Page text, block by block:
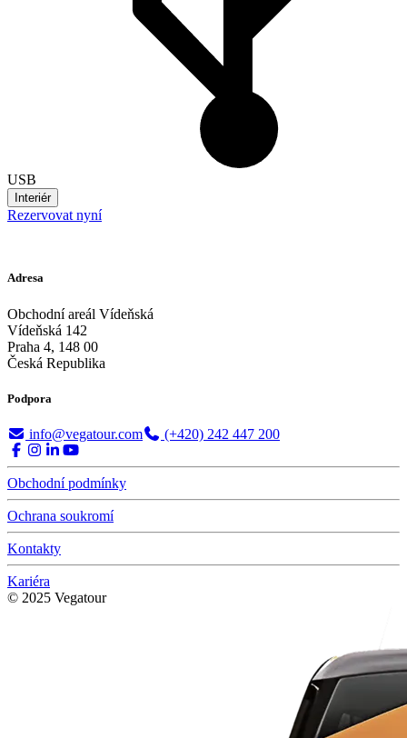
USB
Interiér
Rezervovat nyní
Adresa
Obchodní areál Vídeňská
Vídeňská 142
Praha 4, 148 00
Česká Republika
Podpora
info@vegatour.com (+420) 242 447 200
Obchodní podmínky
Ochrana soukromí
Kontakty
Kariéra
© 2025 Vegatour